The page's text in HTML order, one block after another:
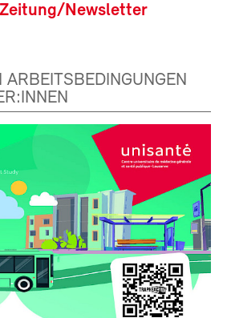
Newsletter
ARBEITSBEDINGUNGEN